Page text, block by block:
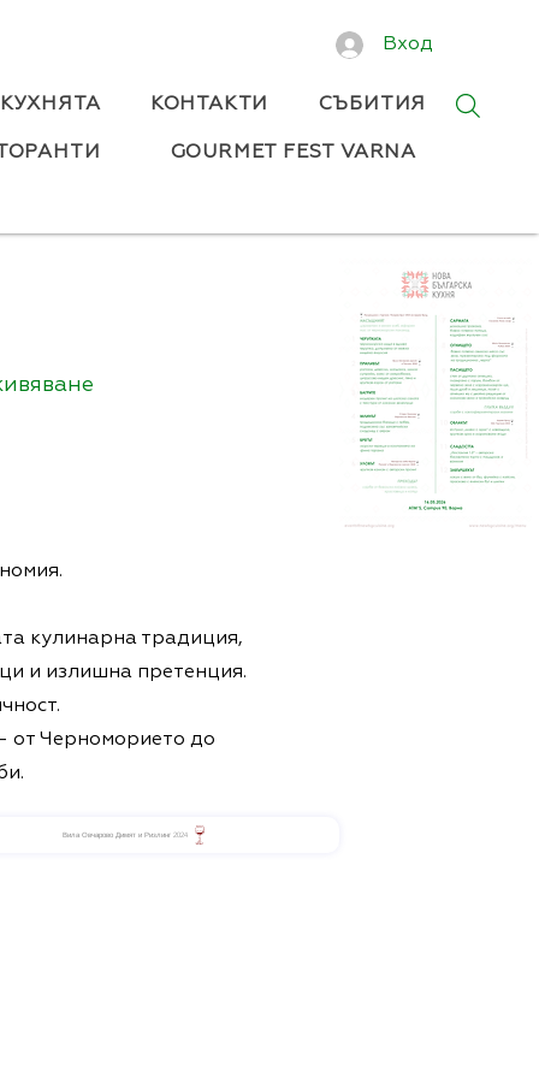
Вход
КОНТАКТИ СЪБИТИЯ
GOURMET FEST VARNA
кулинарна традиция,
и излишна претенция.
от Черноморието до
Вила Овчарово Димят и Ризлинг 2024